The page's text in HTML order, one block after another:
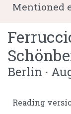
Berlin ·
Reading
Mentioned